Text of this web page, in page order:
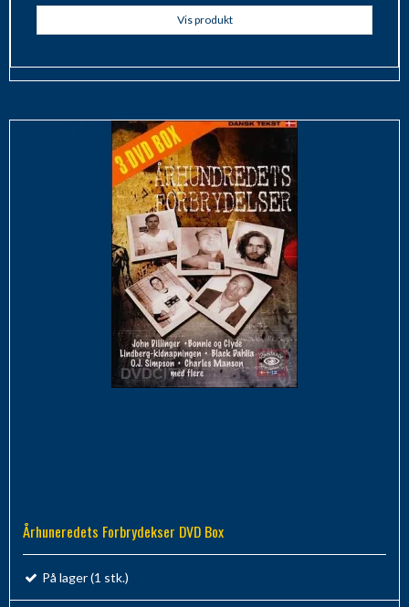
Vis produkt
Århuneredets Forbrydekser DVD Box
På lager (1 stk.)